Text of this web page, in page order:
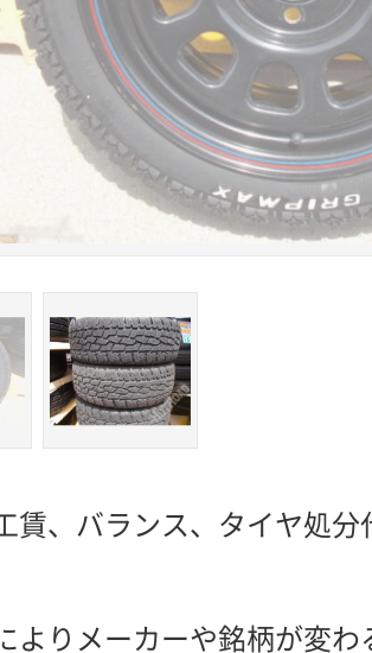
賃、バランス、タイヤ処分
よりメーカーや銘柄が変